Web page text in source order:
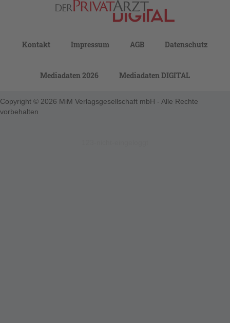
Kontakt Impressum AGB Datenschutz
Mediadaten 2026 Mediadaten DIGITAL
Copyright © 2026 MiM Verlagsgesellschaft mbH - Alle Rechte
vorbehalten